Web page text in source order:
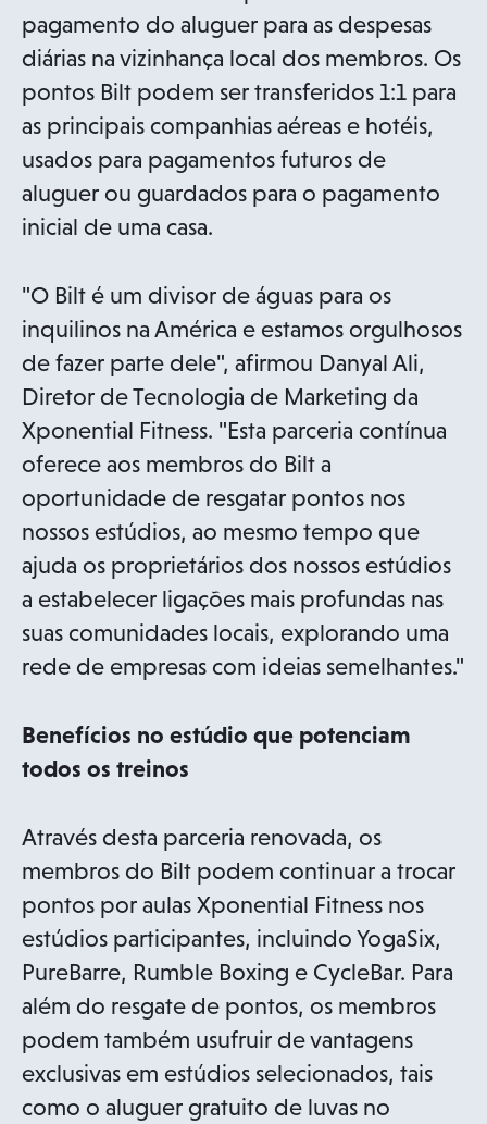
pagamento do aluguer para as despesas
diárias na vizinhança local dos membros. Os
pontos Bilt podem ser transferidos 1:1 para
as principais companhias aéreas e hotéis,
usados para pagamentos futuros de
aluguer ou guardados para o pagamento
inicial de uma casa.
"O Bilt é um divisor de águas para os
inquilinos na América e estamos orgulhosos
de fazer parte dele", afirmou Danyal Ali,
Diretor de Tecnologia de Marketing da
Xponential Fitness. "Esta parceria contínua
oferece aos membros do Bilt a
oportunidade de resgatar pontos nos
nossos estúdios, ao mesmo tempo que
ajuda os proprietários dos nossos estúdios
a estabelecer ligações mais profundas nas
suas comunidades locais, explorando uma
rede de empresas com ideias semelhantes."
Benefícios no estúdio que potenciam
todos os treinos
Através desta parceria renovada, os
membros do Bilt podem continuar a trocar
pontos por aulas Xponential Fitness nos
estúdios participantes, incluindo YogaSix,
PureBarre, Rumble Boxing e CycleBar. Para
além do resgate de pontos, os membros
podem também usufruir de vantagens
exclusivas em estúdios selecionados, tais
como o aluguer gratuito de luvas no